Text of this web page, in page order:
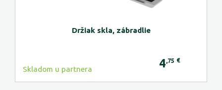
Držiak skla, zábradlie
Skladom u partnera 4 ,75 €